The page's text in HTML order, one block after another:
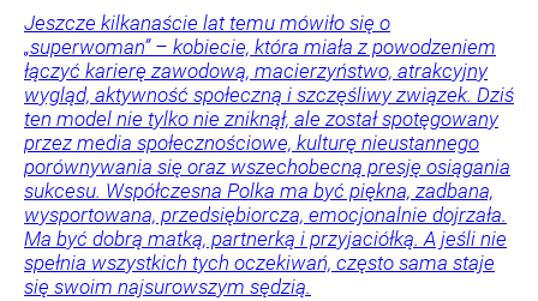
Jeszcze kilkanaście lat temu mówiło się o
„superwoman” – kobiecie, która miała z powodzeniem
łączyć karierę zawodową, macierzyństwo, atrakcyjny
wygląd, aktywność społeczną i szczęśliwy związek. Dziś
ten model nie tylko nie zniknął, ale został spotęgowany
przez media społecznościowe, kulturę nieustannego
porównywania się oraz wszechobecną presję osiągania
sukcesu. Współczesna Polka ma być piękna, zadbana,
wysportowana, przedsiębiorcza, emocjonalnie dojrzała.
Ma być dobrą matką, partnerką i przyjaciółką. A jeśli nie
spełnia wszystkich tych oczekiwań, często sama staje
się swoim najsurowszym sędzią.